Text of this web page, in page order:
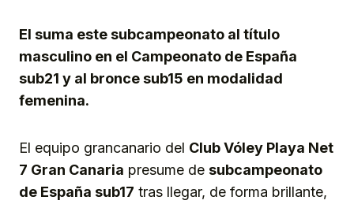
El suma este subcampeonato al título
masculino en el Campeonato de España
sub21 y al bronce sub15 en modalidad
femenina.
El equipo grancanario del Club Vóley Playa Net
7 Gran Canaria presume de subcampeonato
de España sub17 tras llegar, de forma brillante,